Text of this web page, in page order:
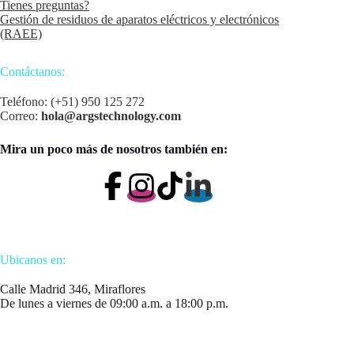
Tienes preguntas?
Gestión de residuos de aparatos eléctricos y electrónicos
(RAEE)
Contáctanos:
Teléfono: (+51) 950 125 272
Correo: hola@argstechnology.com
Mira un poco más de nosotros también en:
Ubicanos en:
Calle Madrid 346, Miraflores
De lunes a viernes de 09:00 a.m. a 18:00 p.m.